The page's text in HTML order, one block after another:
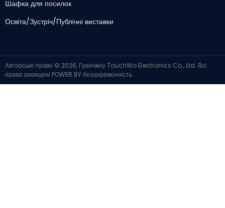
Шафка для посилок
Освіта/Зустріч/Публічні виставки
Авторське право © 2026, Гуанчжоу TouchWo Electronics Co., Ltd. Всі
права захищені POWER BYбезцеремонність